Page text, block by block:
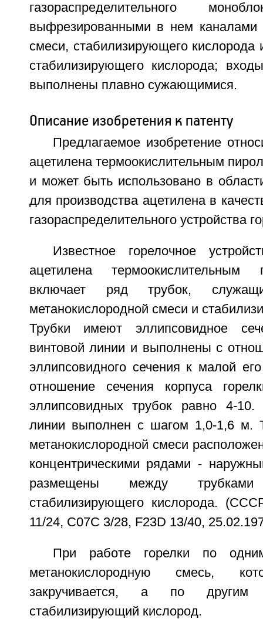
газораспределительного
выфрезированными в нем каналами
смеси, стабилизирующего кислорода
стабилизирующего кислорода;
выполнены плавно сужающимися.
Описание изобретения к патенту
Предлагаемое изобретение
ацетилена термоокислительным
и может быть использовано в
для производства ацетилена в
газораспределительного устройства
Известное горелочное
ацетилена термоокислительным
включает ряд трубок,
метанокислородной смеси и
Трубки имеют эллипсовидное
винтовой линии и выполнены с
эллипсовидного сечения к малой
отношение сечения корпуса
эллипсовидных трубок равно 4-
линии выполнен с шагом 1,0-1,6 м.
метанокислородной смеси
концентрическими рядами -
размещены между
стабилизирующего кислорода.
11/24, C07C 3/28, F23D 13/40,
При работе горелки по
метанокислородную смесь,
закручивается, а по другим
стабилизирующий кислород.